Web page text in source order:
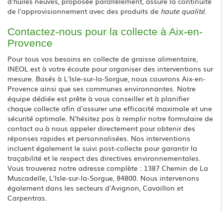
de l'approvisionnement avec des produits de haute qualité.
Contactez-nous pour la collecte à Aix-en-
Provence
Pour tous vos besoins en collecte de graisse alimentaire,
INEOL est à votre écoute pour organiser des interventions sur
mesure. Basés à L'Isle-sur-la-Sorgue, nous couvrons Aix-en-
Provence ainsi que ses communes environnantes. Notre
équipe dédiée est prête à vous conseiller et à planifier
chaque collecte afin d'assurer une efficacité maximale et une
sécurité optimale. N'hésitez pas à remplir notre formulaire de
contact ou à nous appeler directement pour obtenir des
réponses rapides et personnalisées. Nos interventions
incluent également le suivi post-collecte pour garantir la
traçabilité et le respect des directives environnementales.
Vous trouverez notre adresse complète : 1387 Chemin de La
Muscadelle, L'Isle-sur-la-Sorgue, 84800. Nous intervenons
également dans les secteurs d'Avignon, Cavaillon et
Carpentras.